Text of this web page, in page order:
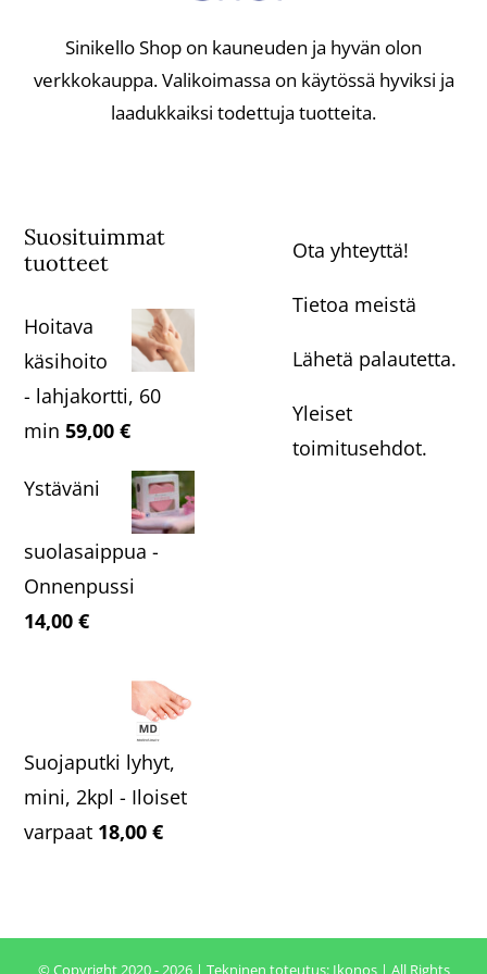
Sinikello Shop on kauneuden ja hyvän olon
verkkokauppa. Valikoimassa on käytössä hyviksi ja
laadukkaiksi todettuja tuotteita.
Suosituimmat
tuotteet
Hoitava
käsihoito
- lahjakortti, 60
min 59,00€
Ystäväni
suolasaippua -
Onnenpussi
14,00€
Suojaputki lyhyt,
mini, 2kpl - Iloiset
varpaat 18,00€
Ota yhteyttä!
Tietoa meistä
Lähetä palautetta.
Yleiset
toimitusehdot.
© Copyright 2020 - 2026 | Tekninen toteutus: Ikonos| All Rights